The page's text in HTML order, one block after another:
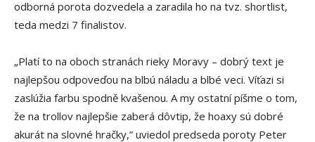
odborná porota dozvedela a zaradila ho na tvz. shortlist,
teda medzi 7 finalistov.
„Platí to na oboch stranách rieky Moravy – dobrý text je
najlepšou odpoveďou na blbú náladu a blbé veci. Víťazi si
zaslúžia farbu spodně kvašenou. A my ostatní píšme o tom,
že na trollov najlepšie zaberá dôvtip, že hoaxy sú dobré
akurát na slovné hračky,” uviedol predseda poroty Peter